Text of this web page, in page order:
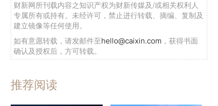
财新网所刊载内容之知识产权为财新传媒及/或相关权利人
专属所有或持有。未经许可，禁止进行转载、摘编、复制及
建立镜像等任何使用。
如有意愿转载，请发邮件至hello@caixin.com ，获得书面
确认及授权后，方可转载。
推荐阅读